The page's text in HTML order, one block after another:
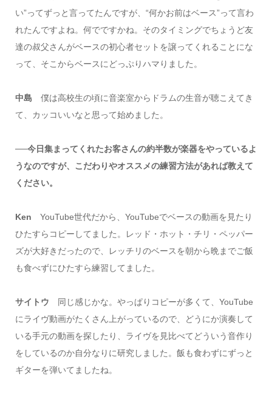
い”ってずっと言ってたんですが、“何かお前はベース”って言わ
れたんですよね。何でですかね。そのタイミングでちょうど友
達の叔父さんがベースの初心者セットを譲ってくれることにな
って、そこからベースにどっぷりハマりました。
中島 僕は高校生の頃に音楽室からドラムの生音が聴こえてき
て、カッコいいなと思って始めました。
──今日集まってくれたお客さんの約半数が楽器をやっているよ
うなのですが、こだわりやオススメの練習方法があれば教えて
ください。
Ken YouTube世代だから、YouTubeでベースの動画を見たり
ひたすらコピーしてました。レッド・ホット・チリ・ペッパー
ズが大好きだったので、レッチリのベースを朝から晩までご飯
も食べずにひたすら練習してました。
サイトウ 同じ感じかな。やっぱりコピーが多くて、YouTube
にライヴ動画がたくさん上がっているので、どうにか演奏して
いる手元の動画を探したり、ライヴを見比べてどういう音作り
をしているのか自分なりに研究しました。飯も食わずにずっと
ギターを弾いてましたね。